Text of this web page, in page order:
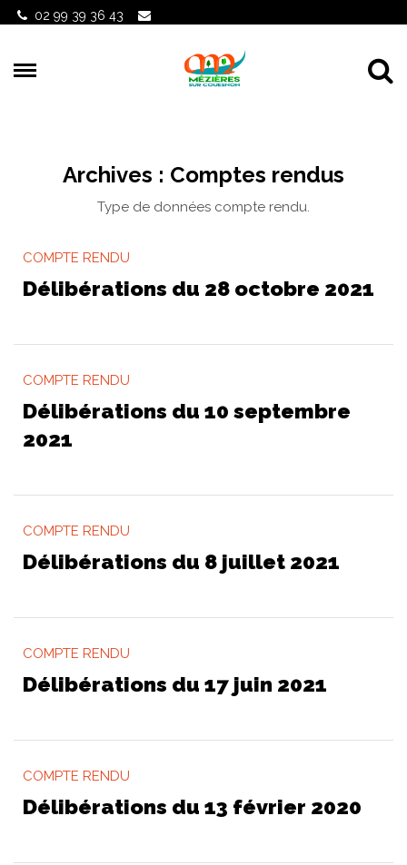
Gestion des traceurs
02 99 39 36 43
Archives : Comptes rendus
Type de données compte rendu.
COMPTE RENDU
Délibérations du 28 octobre 2021
COMPTE RENDU
Délibérations du 10 septembre
2021
COMPTE RENDU
Délibérations du 8 juillet 2021
COMPTE RENDU
Délibérations du 17 juin 2021
COMPTE RENDU
Délibérations du 13 février 2020